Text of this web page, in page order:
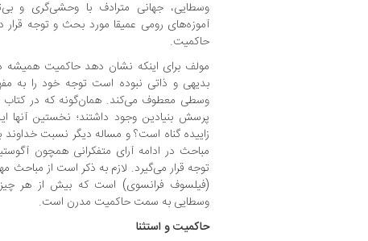
وسطایی، جهانی مترادف با وحشی‌گری و
آموزه‌های رومی عمیقا مورد بحث و توجه
حاکمیت.
مولف برای اینکه نشان دهد حاکمیت
بدیهی و ذاتی نبوده است توجه خود را به
وسطی معطوف می‌کند. همان‌گونه که در کتاب
پرسش بنیادین وجود داشتند؛ نخستین آنها
زاییده گناه است؟ و مساله دیگر نسبت
مباحث در ادامه آرای متفکرانی همچون
توجه قرار می‌گیرد. لازم به ذکر است از
(فیلسوف فرانسوی) است که بیش از هر
وسطایی به سمت حاکمیت مدرن است.
حاکمیت و استثنا